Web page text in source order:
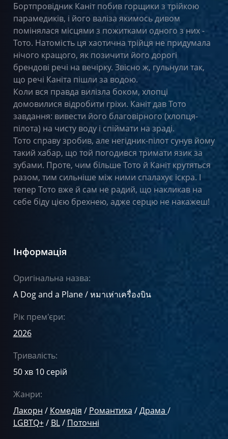
Бортпровідник Каніт побив горщики з трійкою
парамедиків, і його валіза якимось дивом
помінялася місцями з пожитками одного з них -
Тото. Натомість ця хаотична трійця не придумала
нічого кращого, як позичити його дорогі
брендові речі на вечірку. Звісно ж, гульнули так,
що речі Каніта пішли за водою.
Коли вся правда вилізла боком, хлопці
домовилися відробити гріхи. Каніт дав Тото
завдання: вивести його благовірного (хлопця-
пілота) на чисту воду і спіймати на зраді.
Тото справу зробив, але негідник-пілот сунув йому
такий хабар, що той погодився тримати язик за
зубами. Проте, чим більше Тото й Каніт крутяться
разом, тим сильніше між ними спалахує іскра. І
тепер Тото вже й сам не радий, що накликав на
себе біду цією брехнею, адже серцю не накажеш!
Інформація
Оригінальна назва:
A Dog and a Plane / หมาเห่าเครื่องบิน
Рік прем'єри:
2026
Тривалість:
50 хв 10 серій
Жанри:
Лакорн / Комедія / Романтика /Драма /
LGBTQ+/ BL/ Поточні